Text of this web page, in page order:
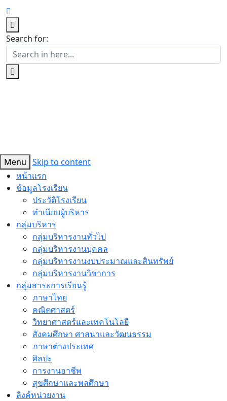
Search for:
Menu Skip to content
หน้าแรก
ข้อมูลโรงเรียน
ประวัติโรงเรียน
ทำเนียบผู้บริหาร
กลุ่มบริหาร
กลุ่มบริหารงานทั่วไป
กลุ่มบริหารงานบุคคล
กลุ่มบริหารงานงบประมาณและสินทรัพย์
กลุ่มบริหารงานวิชาการ
กลุ่มสาระการเรียนรู้
ภาษาไทย
คณิตศาสตร์
วิทยาศาสตร์และเทคโนโลยี
สังคมศึกษา ศาสนาและวัฒนธรรม
ภาษาต่างประเทศ
ศิลปะ
การงานอาชีพ
สุขศึกษาและพลศึกษา
ลิงค์หน่วยงาน